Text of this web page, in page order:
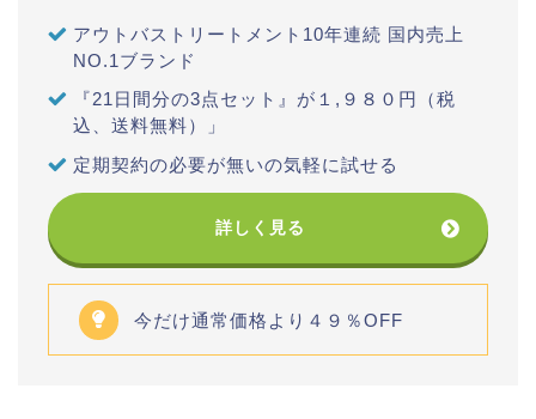
アウトバストリートメント10年連続 国内売上
NO.1ブランド
『21日間分の3点セット』が１,９８０円（税
込、送料無料）」
定期契約の必要が無いの気軽に試せる
詳しく見る
今だけ通常価格より４９％OFF